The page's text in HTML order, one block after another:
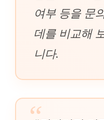
여부 등을 문
데를 비교해
니다.